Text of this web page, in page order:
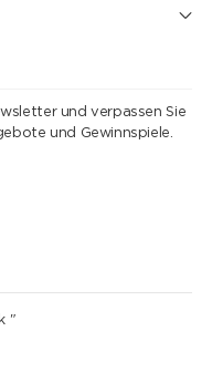
und verpassen Sie
und Gewinnspiele.
"